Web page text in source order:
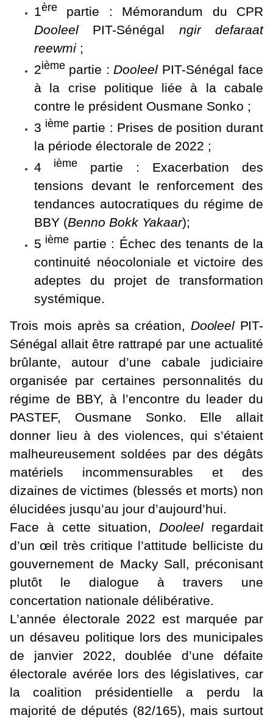
1ère partie : Mémorandum du CPR
Dooleel PIT-Sénégal ngir defaraat
reewmi ;
2ième partie : Dooleel PIT-Sénégal face
à la crise politique liée à la cabale
contre le président Ousmane Sonko ;
3 ièmepartie : Prises de position durant
la période électorale de 2022 ;
4 ième partie : Exacerbation des
tensions devant le renforcement des
tendances autocratiques du régime de
BBY (Benno Bokk Yakaar);
5 ième partie : Échec des tenants de la
continuité néocoloniale et victoire des
adeptes du projet de transformation
systémique.
Trois mois après sa création, DooleelPIT-
Sénégal allait être rattrapé par une actualité
brûlante, autour d’une cabale judiciaire
organisée par certaines personnalités du
régime de BBY, à l’encontre du leader du
PASTEF, Ousmane Sonko. Elle allait
donner lieu à des violences, qui s’étaient
malheureusement soldées par des dégâts
matériels incommensurables et des
dizaines de victimes (blessés et morts) non
élucidées jusqu’au jour d’aujourd’hui.
Face à cette situation,Dooleel regardait
d’un œil très critique l’attitude belliciste du
gouvernement de Macky Sall, préconisant
plutôt le dialogue à travers une
concertation nationale délibérative.
L’année électorale 2022 est marquée par
un désaveu politique lors des municipales
de janvier 2022, doublée d’une défaite
électorale avérée lors des législatives, car
la coalition présidentielle a perdu la
majorité de députés (82/165), mais surtout